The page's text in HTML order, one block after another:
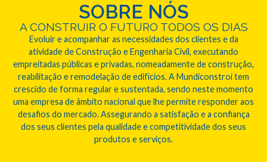
SOBRE NÓS
A CONSTRUIR O FUTURO TODOS OS DIAS
Evoluir e acompanhar as necessidades dos clientes e da
atividade de Construção e Engenharia Civil, executando
empreitadas públicas e privadas, nomeadamente de construção,
reabilitação e remodelação de edifícios. A Mundiconstroi tem
crescido de forma regular e sustentada, sendo neste momento
uma empresa de âmbito nacional que lhe permite responder aos
desafios do mercado. Assegurando a satisfação e a confiança
dos seus clientes pela qualidade e competitividade dos seus
produtos e serviços.